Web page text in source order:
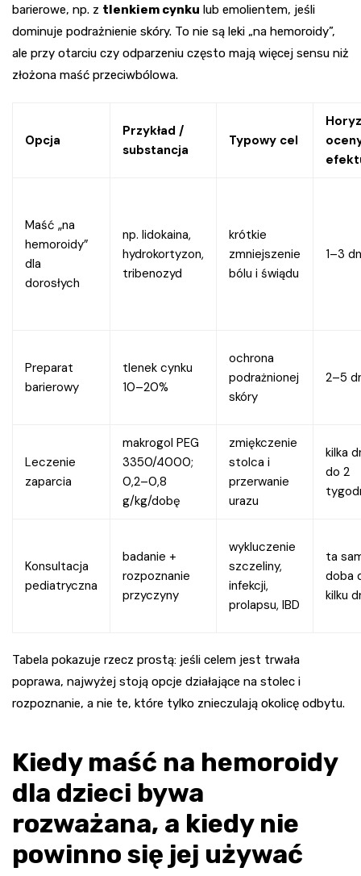
barierowe, np. z tlenkiem cynku lub emolientem, jeśli
dominuje podrażnienie skóry. To nie są leki „na hemoroidy”,
ale przy otarciu czy odparzeniu często mają więcej sensu niż
złożona maść przeciwbólowa.
Opcja
Przykład /
substancja
Typowy cel
Maść „na
hemoroidy”
dla
dorosłych
np. lidokaina,
hydrokortyzon,
tribenozyd
krótkie
zmniejszenie
bólu i świądu
1–3
Preparat
barierowy
tlenek cynku
10–20%
ochrona
podrażnionej
skóry
2–5
Leczenie
zaparcia
makrogol PEG
3350/4000;
0,2–0,8
g/kg/dobę
zmiękczenie
stolca i
przerwanie
urazu
kilka
do 2
Konsultacja
pediatryczna
badanie +
rozpoznanie
przyczyny
wykluczenie
szczeliny,
infekcji,
prolapsu, IBD
ta
doba
kilku
Tabela pokazuje rzecz prostą: jeśli celem jest trwała
poprawa, najwyżej stoją opcje działające na stolec i
rozpoznanie, a nie te, które tylko znieczulają okolicę odbytu.
Kiedy maść na hemoroidy
dla dzieci bywa
rozważana, a kiedy nie
powinno się jej używać